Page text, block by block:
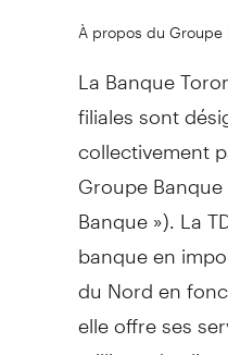
À propos du Groupe
La Banque
filiales sont
collectivement
Groupe Banque
Banque »). La
banque en
du Nord en
elle offre ses